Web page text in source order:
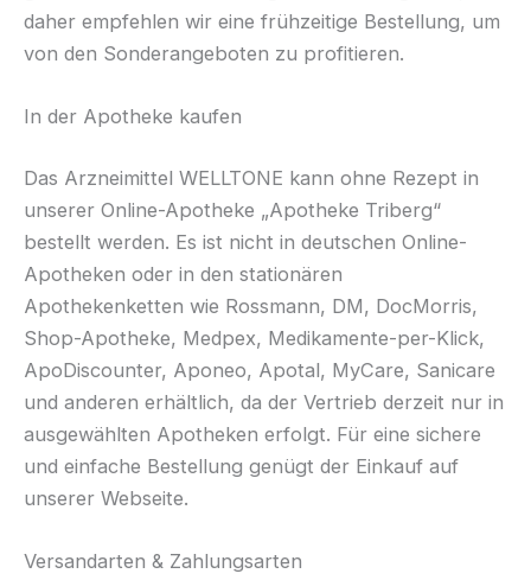
daher empfehlen wir eine frühzeitige Bestellung, um
von den Sonderangeboten zu profitieren.
In der Apotheke kaufen
Das Arzneimittel WELLTONE kann ohne Rezept in
unserer Online-Apotheke „Apotheke Triberg“
bestellt werden. Es ist nicht in deutschen Online-
Apotheken oder in den stationären
Apothekenketten wie Rossmann, DM, DocMorris,
Shop-Apotheke, Medpex, Medikamente-per-Klick,
ApoDiscounter, Aponeo, Apotal, MyCare, Sanicare
und anderen erhältlich, da der Vertrieb derzeit nur in
ausgewählten Apotheken erfolgt. Für eine sichere
und einfache Bestellung genügt der Einkauf auf
unserer Webseite.
Versandarten & Zahlungsarten